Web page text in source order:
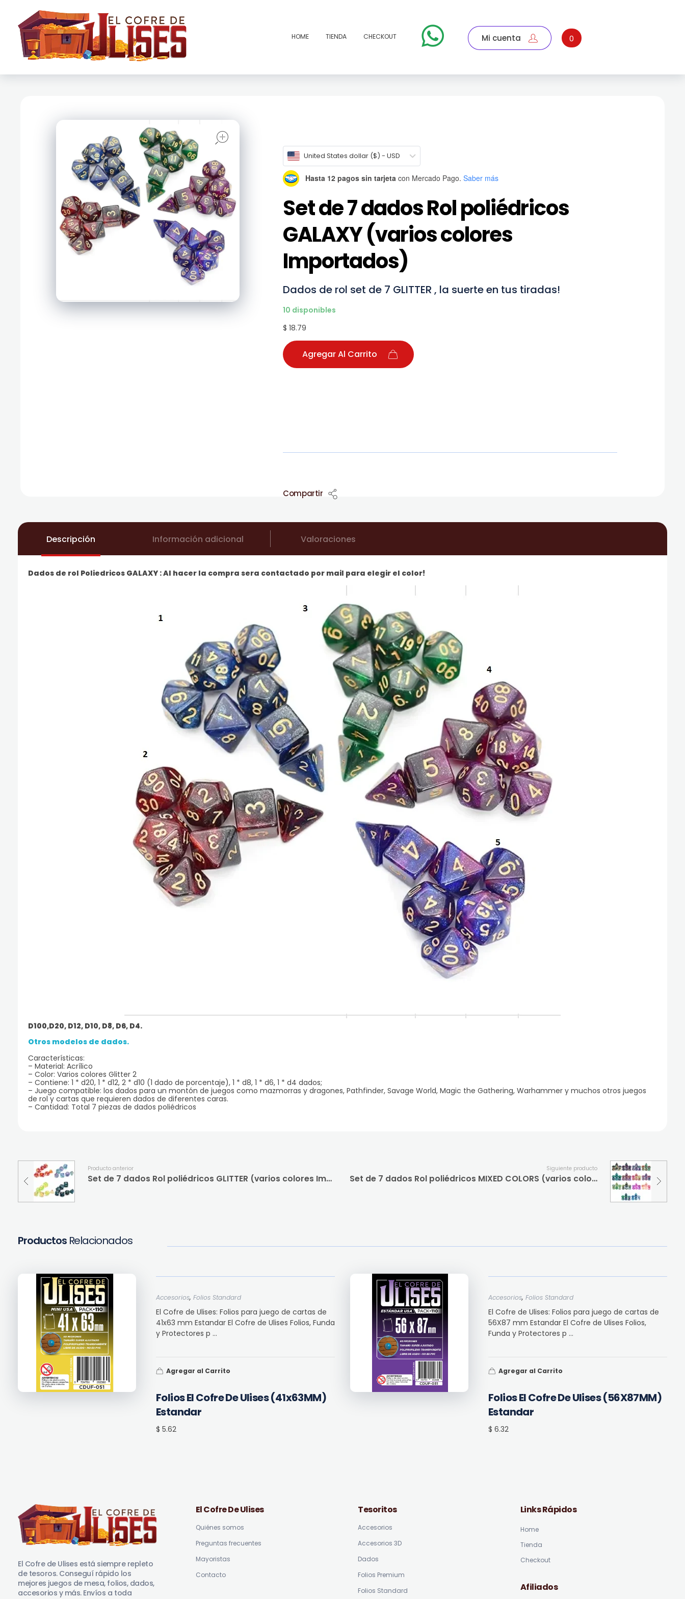
HOME TIENDA CHECKOUT Mi cuenta 0
Set de 7 dados Rol poliédricos
GALAXY (varios colores
Importados)
$ 18.79
United States dollar ($) - USD
Dados de rol set de 7 GLITTER , la suerte en tus tiradas!
10 disponibles
Hasta 12 pagos sin tarjeta con Mercado Pago. Saber más
Agregar Al Carrito
Compartir
Descripción Información adicional Valoraciones
Dados de rol Poliedricos GALAXY : Al hacer la compra sera contactado por mail para elegir el color!
D100,D20, D12, D10, D8, D6, D4.
Otros modelos de dados.
Características:
– Material: Acrílico
– Color: Varios colores Glitter 2
– Contiene: 1 * d20, 1 * d12, 2 * d10 (1 dado de porcentaje), 1 * d8, 1 * d6, 1 * d4 dados;
– Juego compatible: los dados para un montón de juegos como mazmorras y dragones, Pathfinder, Savage World, Magic the Gathering, Warhammer y muchos otros juegos
de rol y cartas que requieren dados de diferentes caras.
– Cantidad: Total 7 piezas de dados poliédricos
Producto anterior
Set de 7 dados Rol poliédricos GLITTER (varios colores Importados)
Siguiente producto
Set de 7 dados Rol poliédricos MIXED COLORS (varios colores Importados)
ProductosRelacionados
Folios El Cofre De Ulises (41x63MM)
Estandar
$ 5.62
Accesorios, Folios Standard
El Cofre de Ulises: Folios para juego de cartas de
41x63 mm Estandar El Cofre de Ulises Folios, Funda
y Protectores p ...
Agregar al Carrito
Folios El Cofre De Ulises (56X87MM)
Estandar
$ 6.32
Accesorios, Folios Standard
El Cofre de Ulises: Folios para juego de cartas de
56X87 mm Estandar El Cofre de Ulises Folios,
Funda y Protectores p ...
Agregar al Carrito
El Cofre de Ulises está siempre repleto
de tesoros. Conseguí rápido los
mejores juegos de mesa, folios, dados,
accesorios y más. Envíos a toda
El Cofre De Ulises
Quiénes somos
Preguntas frecuentes
Mayoristas
Contacto
Tesoritos
Accesorios
Accesorios 3D
Dados
Folios Premium
Folios Standard
Links Rápidos
Home
Tienda
Checkout
Afiliados